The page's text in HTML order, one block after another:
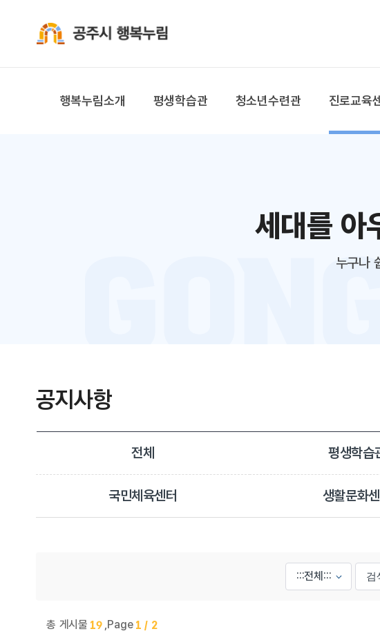
행복누림소개 평생학습관 청소년수련관 진로교육
세대를 아
누구나
공지사항
전체 평생학습
국민체육센터 생활문화
총 게시물 19 ,Page 1 / 2